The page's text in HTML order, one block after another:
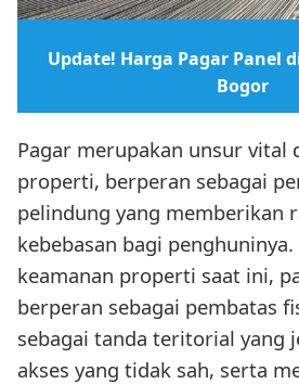
Update! Harga Pagar Panel
Bogor
Pagar merupakan unsur vital
properti, berperan sebagai
pelindung yang memberikan
kebebasan bagi
keamanan properti saat ini,
berperan sebagai pembatas
sebagai tanda teritorial yang
akses yang tidak sah, serta